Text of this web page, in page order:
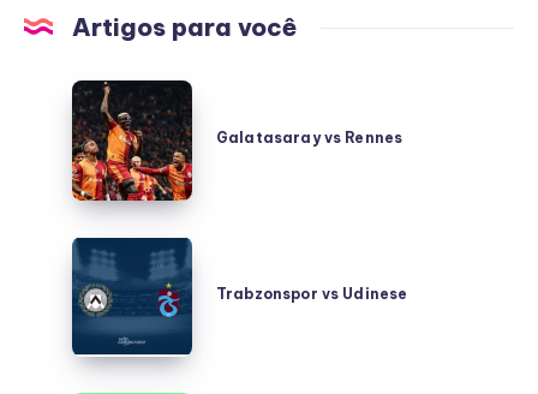
Artigos para você
Galatasaray
vs
Rennes
Galatasaray vs Rennes
Trabzonspor
vs
Udinese
Trabzonspor vs Udinese